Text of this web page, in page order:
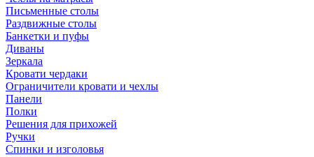
Письменные столы
Раздвижные столы
Банкетки и пуфы
Диваны
Зеркала
Кровати чердаки
Ограничители кровати и чехлы
Панели
Полки
Решения для прихожей
Ручки
Спинки и изголовья